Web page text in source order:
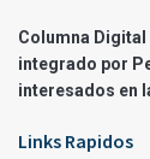
Columna Digital
integrado por
interesados en
Links Rapidos